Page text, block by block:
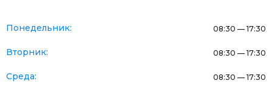
Понедельник: 08:30 — 17:30
Вторник: 08:30 — 17:30
Среда: 08:30 — 17:30